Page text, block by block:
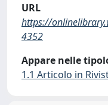
URL
https://
4352
Appare nelle
1.1 Articolo in